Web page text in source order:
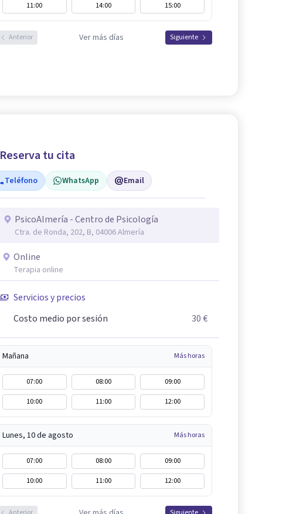
11:00
14:00 15:00
Anterior Ver más días Siguiente
Reserva tu cita
Teléfono WhatsApp Email
PsicoAlmería - Centro de Psicología
Ctra. de Ronda, 202, B, 04006 Almería
Online
Terapia online
Servicios y precios
Costo medio por sesión
30 €
Mañana Más horas
07:00 08:00
09:00
10:00
11:00 12:00
Lunes, 10 de agosto Más horas
07:00 08:00
09:00
10:00
11:00 12:00